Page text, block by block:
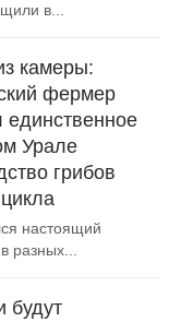
в...
камеры:
фермер
единственное
Урале
грибов
настоящий
разных...
будут